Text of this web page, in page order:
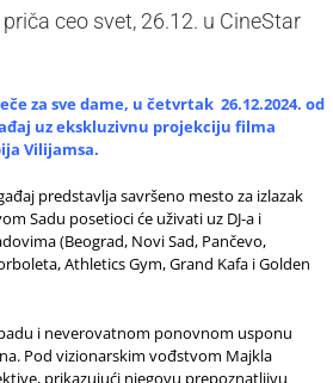
ceo svet, 26.12. u CineStar
za sve dame, u četvrtak 26.12.2024. od
uz ekskluzivnu projekciju filma
Vilijamsa.
predstavlja savršeno mesto za izlazak
Sadu posetioci će uživati uz DJ-a i
(Beograd, Novi Sad, Pančevo,
Athletics Gym, Grand Kafa i Golden
i neverovatnom ponovnom usponu
Pod vizionarskim vođstvom Majkla
prikazujući njegovu prepoznatljivu